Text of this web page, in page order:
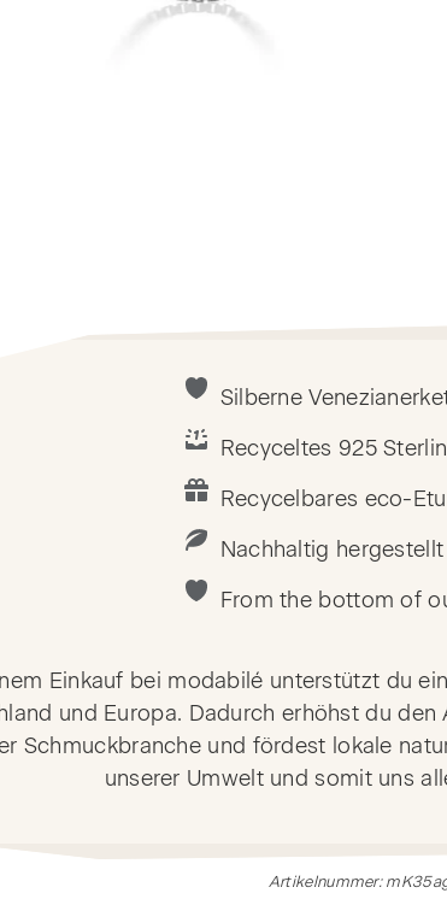
Silberne
Recyceltes 925
Recycelbares eco-
Nachhaltig
From the bottom of
Einkauf bei modabilé unterstützt du
und Europa. Dadurch erhöhst du
Schmuckbranche und fördest lokale
unserer Umwelt und somit uns
Artikelnummer: